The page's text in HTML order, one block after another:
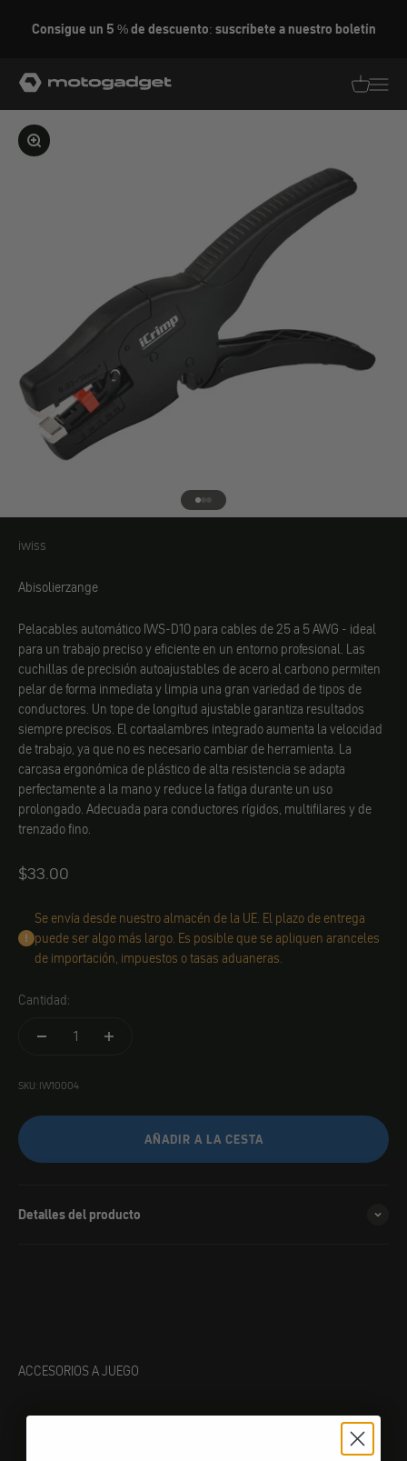
Consigue un 5 % de descuento: suscríbete a nuestro boletín
motogadget GmbH
Ampliar la imagen
Ir al elemento 1
Ir al elemento 2
Ir al elemento 3
iwiss
iwiss
Abisolierzange
Pelacables automático IWS-D10 para cables de 25 a 5 AWG - ideal
para un trabajo preciso y eficiente en un entorno profesional. Las
cuchillas de precisión autoajustables de acero al carbono permiten
pelar de forma inmediata y limpia una gran variedad de tipos de
conductores. Un tope de longitud ajustable garantiza resultados
siempre precisos. El cortaalambres integrado aumenta la velocidad
de trabajo, ya que no es necesario cambiar de herramienta. La
carcasa ergonómica de plástico de alta resistencia se adapta
perfectamente a la mano y reduce la fatiga durante un uso
prolongado. Adecuada para conductores rígidos, multifilares y de
trenzado fino.
Angebot
$33.00
Se envía desde nuestro almacén de la UE. El plazo de entrega
puede ser algo más largo. Es posible que se apliquen aranceles
de importación, impuestos o tasas aduaneras.
Cantidad:
SKU: IW10004
AÑADIR A LA CESTA
Detalles del producto
ACCESORIOS A JUEGO